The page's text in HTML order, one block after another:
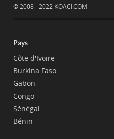
© 2008 - 2022 KOACI.COM
Pays
Côte d'Ivoire
Burkina Faso
Gabon
Congo
Sénégal
Bénin